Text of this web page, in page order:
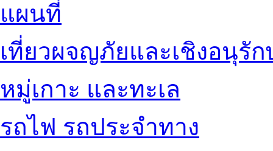
แผนที่
เที่ยวผจญภัยและเชิงอนุรัก
หมู่เกาะ และทะเล
รถไฟ รถประจำทาง